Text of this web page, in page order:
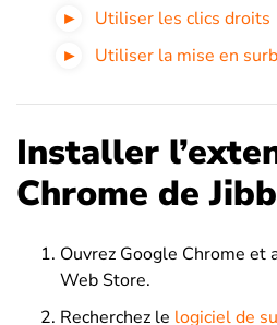
Utiliser les clics droits
Utiliser la mise en
Installer
Chrome de
Ouvrez Google Chrome et
Web Store.
Recherchez le logiciel de